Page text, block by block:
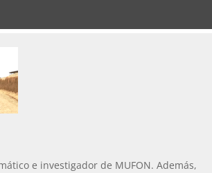
e investigador de MUFON. Además,